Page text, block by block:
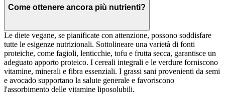
Come ottenere ancora più nutrienti?
Le diete vegane, se pianificate con attenzione, possono soddisfare
tutte le esigenze nutrizionali. Sottolineare una varietà di fonti
proteiche, come fagioli, lenticchie, tofu e frutta secca, garantisce un
adeguato apporto proteico. I cereali integrali e le verdure forniscono
vitamine, minerali e fibra essenziali. I grassi sani provenienti da semi
e avocado supportano la salute generale e favoriscono
l'assorbimento delle vitamine liposolubili.